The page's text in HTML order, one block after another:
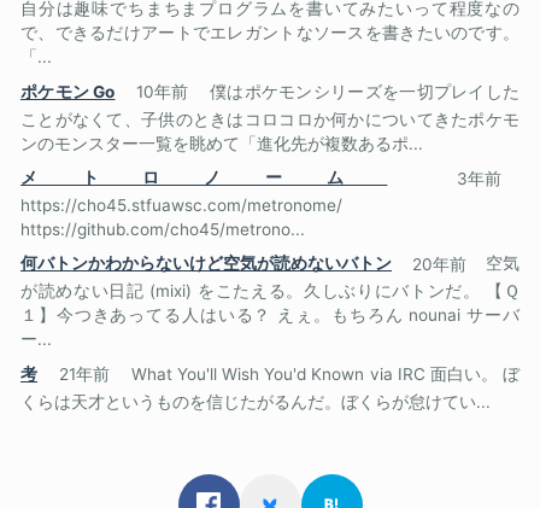
自分は趣味でちまちまプログラムを書いてみたいって程度なの
で、できるだけアートでエレガントなソースを書きたいのです。
「...
ポケモン Go
10年前
僕はポケモンシリーズを一切プレイした
ことがなくて、子供のときはコロコロか何かについてきたポケモ
ンのモンスター一覧を眺めて「進化先が複数あるポ...
メトロノーム
3年前
https://cho45.stfuawsc.com/metronome/
https://github.com/cho45/metrono...
何バトンかわからないけど空気が読めないバトン
20年前
空気
が読めない日記 (mixi) をこたえる。久しぶりにバトンだ。 【Ｑ
１】今つきあってる人はいる？ えぇ。もちろん nounai サーバ
ー...
考
21年前
What You'll Wish You'd Known via IRC 面白い。 ぼ
くらは天才というものを信じたがるんだ。ぼくらが怠けてい...